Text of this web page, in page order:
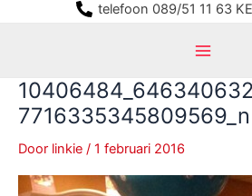
telefoon 089/51 11 63
Menu
7716335345809569_n
Door linkie / 1 februari 2016